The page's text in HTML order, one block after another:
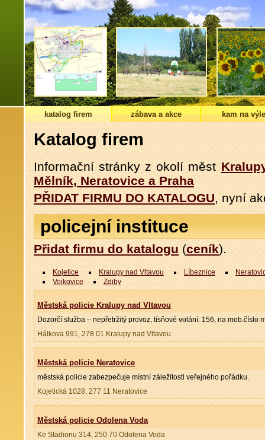
katalog firem zábava a akce kam na
Katalog firem
Informační stránky z okolí měst
Mělník, Neratovice a Praha
PŘIDAT FIRMU DO KATALOGU, nyní
policejní instituce
Přidat firmu do katalogu (ceník).
Kojetice Kralupy nad Vltavou Líbeznice
Vojkovice
Zdiby
Městská policie Kralupy nad Vltavou
Dozorčí služba – nepřetržitý provoz, tísňové volání: 156, na mob.číslo
Hálkova 991, 278 01 Kralupy nad Vltavou
Městská policie Neratovice
městská policie zabezpečuje místní záležitosti veřejného pořádku.
Kojetická 1028, 277 11 Neratovice
Městská policie Odolena Voda
Ke Stadionu 314, 250 70 Odolena Voda